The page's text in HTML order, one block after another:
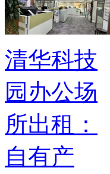
清华科技
园办公场
所出租：
自有产